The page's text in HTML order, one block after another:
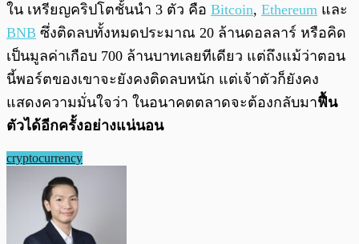
ใน เหรียญคริปโตชั้นนำ 3 ตัว คือ Bitcoin, Ethereum และ
BNB ซึ่งติดลบทั้งหมดประมาณ 20 ล้านดอลลาร์ หรือคิด
เป็นมูลค่าเกือบ 700 ล้านบาทเลยทีเดียว แต่ถึงแม้ว่าตอน
นี้พอร์ตของเขาจะยังคงติดลบหนัก แต่เจ้าตัวก็ยังคง
แสดงความมั่นใจว่า ในอนาคตตลาดจะต้องกลับมาฟื้น
ตัวได้อีกครั้งอย่างแน่นอน
cryptocurrency